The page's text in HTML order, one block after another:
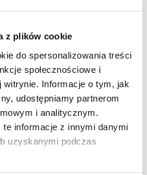
z plików cookie
do spersonalizowania treści
społecznościowe i
Informacje o tym, jak
udostępniamy partnerom
i analitycznym.
te informacje z innymi danymi
uzyskanymi podczas